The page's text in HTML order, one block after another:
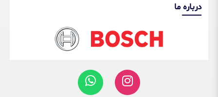
درباره ما